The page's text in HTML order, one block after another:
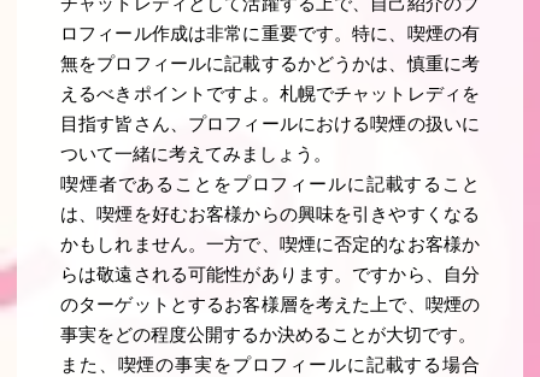
チャットレディとして活躍する上で、自己紹介のプ
ロフィール作成は非常に重要です。特に、喫煙の有
無をプロフィールに記載するかどうかは、慎重に考
えるべきポイントですよ。札幌でチャットレディを
目指す皆さん、プロフィールにおける喫煙の扱いに
ついて一緒に考えてみましょう。
喫煙者であることをプロフィールに記載すること
は、喫煙を好むお客様からの興味を引きやすくなる
かもしれません。一方で、喫煙に否定的なお客様か
らは敬遠される可能性があります。ですから、自分
のターゲットとするお客様層を考えた上で、喫煙の
事実をどの程度公開するか決めることが大切です。
また、喫煙の事実をプロフィールに記載する場合